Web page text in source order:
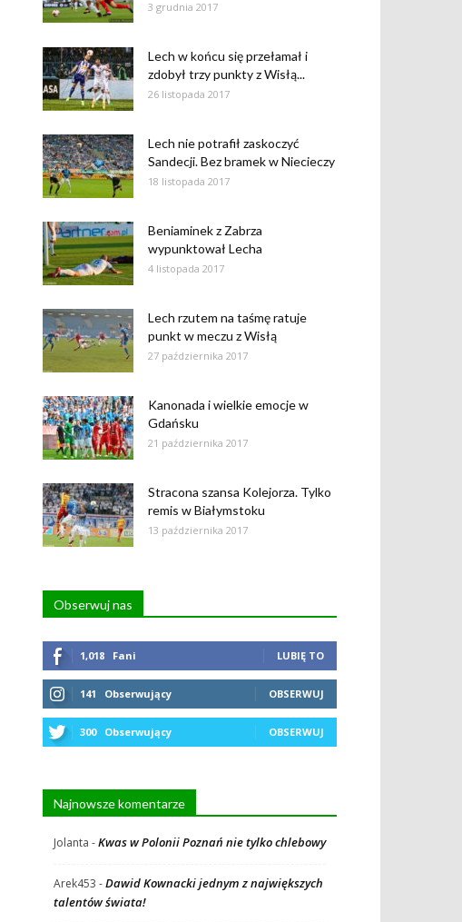
3 grudnia 2017
Lech w końcu się przełamał i
zdobył trzy punkty z Wisłą...
26 listopada 2017
Lech nie potrafił zaskoczyć
Sandecji. Bez bramek w Niecieczy
18 listopada 2017
Beniaminek z Zabrza
wypunktował Lecha
4 listopada 2017
Lech rzutem na taśmę ratuje
punkt w meczu z Wisłą
27 października 2017
Kanonada i wielkie emocje w
Gdańsku
21 października 2017
Stracona szansa Kolejorza. Tylko
remis w Białymstoku
13 października 2017
Obserwuj nas
1,018 Fani LUBIĘ TO
141 Obserwujący OBSERWUJ
300 Obserwujący OBSERWUJ
Najnowsze komentarze
Jolanta -Kwas w Polonii Poznań nie tylko chlebowy
Arek453 -Dawid Kownacki jednym z największych
talentów świata!